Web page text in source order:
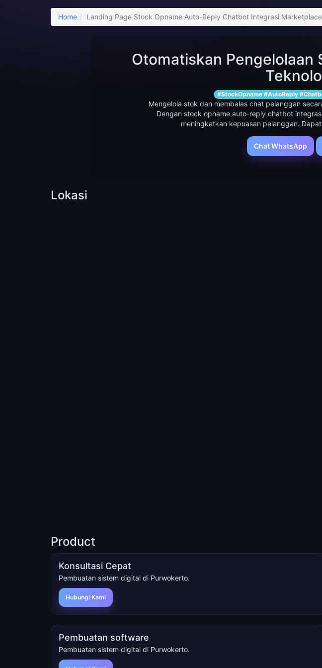
Home Landing Page Stock Opname Auto-Reply Chatbot Integrasi
Otomatiskan Pengelolaan
#StockOpname #AutoReply
Mengelola stok dan membalas chat pelanggan
Dengan stock opname auto-reply chatbot
meningkatkan kepuasan pelanggan.
Chat WhatsApp
Lokasi
Product
Konsultasi Cepat
Pembuatan sistem digital di Purwokerto.
Hubungi Kami
Pembuatan software
Pembuatan sistem digital di Purwokerto.